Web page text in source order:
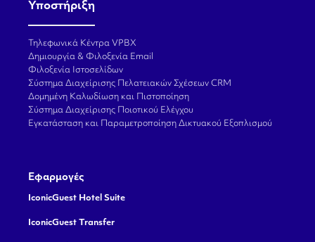
Υποστήριξη
Τηλεφωνικά Κέντρα VPBX
Δημιουργία & Φιλοξενία Email
Φιλοξενία Ιστοσελίδων
Σύστημα Διαχείρισης Πελατειακών Σχέσεων CRM
Δομημένη Καλωδίωση και Πιστοποίηση
Σύστημα Διαχείρισης Ποιοτικού Ελέγχου
Εγκατάσταση και Παραμετροποίηση Δικτυακού Εξοπλισμού
Εφαρμογές
IconicGuest Hotel Suite
IconicGuest Transfer